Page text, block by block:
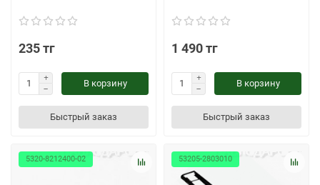
235 тг
В корзину
Быстрый заказ
1 490 тг
В корзину
Быстрый заказ
5320-8212400-02 53205-2803010